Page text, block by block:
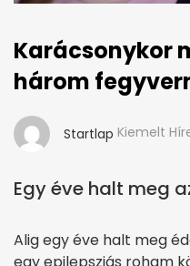
Karácsonykor
három
Startlap Kiemelt
Egy éve halt meg
Alig egy éve halt meg